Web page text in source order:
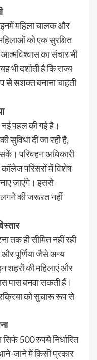
महिला चालक और
को एक सुरक्षित
का संचार भी
भी दर्शाती है कि राज्य
से सशक्त बनाना चाहती
पहल की गई है।
सुविधा दी जा रही है,
परिवहन अधिकारी
परिसरों में विशेष
जाएंगे। इससे
लगने की जरूरत नहीं
तक ही सीमित नहीं रही
पूर्णिया जैसे अन्य
शहरों की महिलाएं और
पास बनवा सकती हैं।
को सुचारू रूप से
500 रुपये निर्धारित
जाने में किसी प्रकार